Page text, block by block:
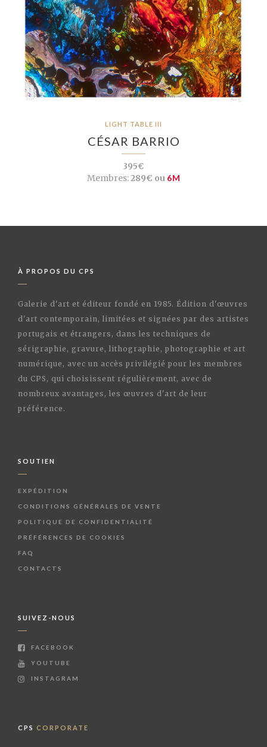
LIGHT TABLE III
CÉSAR BARRIO
395€
Membres:289€ ou 6M
À PROPOS DU CPS
Galerie d'art et éditeur fondé en 1985. Édition d'œuvres
d'art contemporain, limitées et signées par des artistes
portugais et étrangers, dans les techniques de
sérigraphie, gravure, lithographie, photographie et art
numérique, avec un accès privilégié pour les membres
du CPS, qui choisissent régulièrement, avec de
nombreux avantages, les œuvres d'art de leur
préférence.
SOUTIEN
EXPÉDITION
CONDITIONS GÉNÉRALES DE VENTE
POLITIQUE DE CONFIDENTIALITÉ
PRÉFÉRENCES DE COOKIES
FAQ
CONTACTS
SUIVEZ-NOUS
FACEBOOK
YOUTUBE
INSTAGRAM
CPS CORPORATE